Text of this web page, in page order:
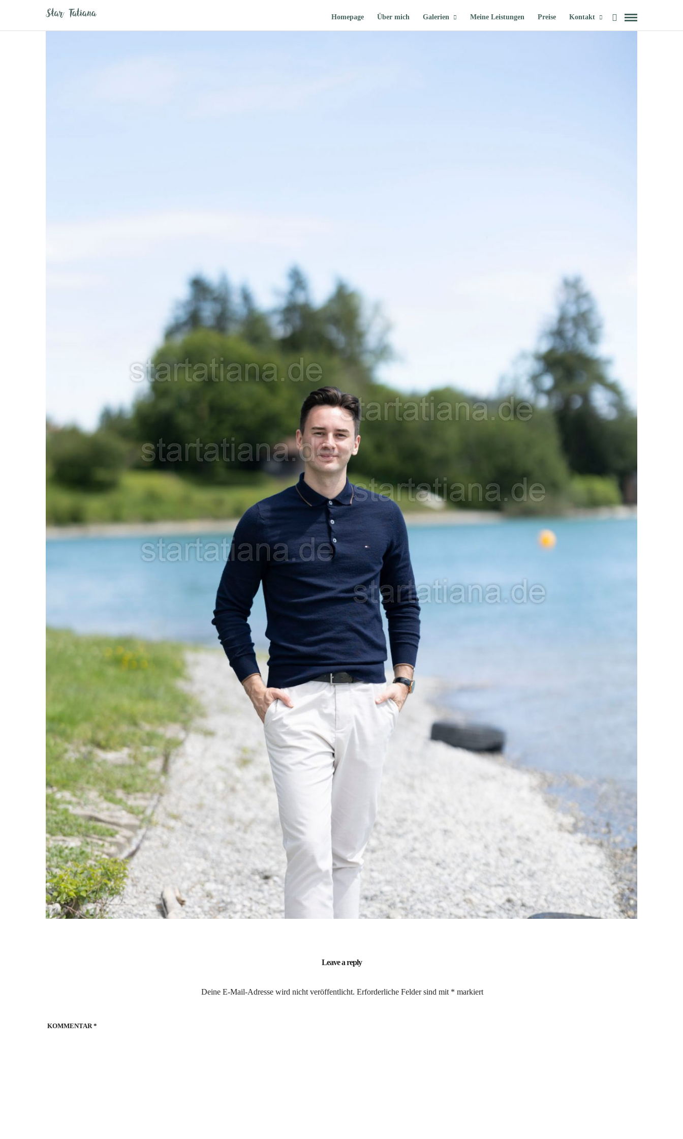
Homepage Über mich Galerien Meine Leistungen Preise Kontakt
Leave a reply
Deine E-Mail-Adresse wird nicht veröffentlicht. Erforderliche Felder sind mit * markiert
KOMMENTAR *